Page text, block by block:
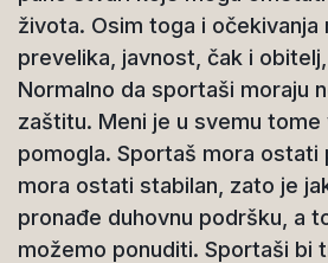
života. Osim toga i očekivanja
prevelika, javnost, čak i
Normalno da sportaši moraju
zaštitu. Meni je u svemu tome
pomogla. Sportaš mora ostati
mora ostati stabilan, zato je
pronađe duhovnu podršku, a
možemo ponuditi. Sportaši bi